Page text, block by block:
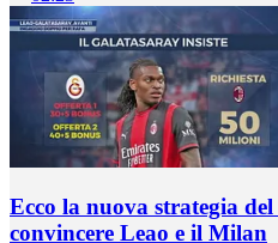
Ecco la nuova strategia
convincere Leao e il Milan